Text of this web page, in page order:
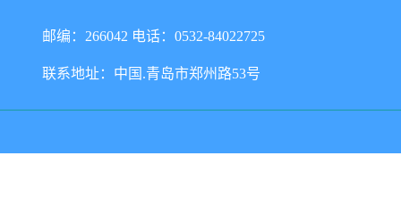
邮编：266042 电话：0532-84022725
联系地址：中国.青岛市郑州路53号